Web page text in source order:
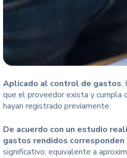
Aplicado al control de gastos,
que el proveedor exista y cumpla
hayan registrado previamente.
De acuerdo con un estudio
gastos rendidos
significativo, equivalente a